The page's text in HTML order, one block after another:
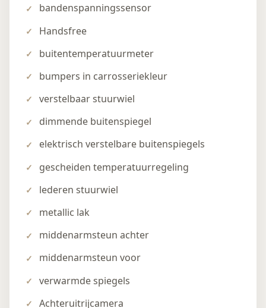
bandenspanningssensor
Handsfree
buitentemperatuurmeter
bumpers in carrosseriekleur
verstelbaar stuurwiel
dimmende buitenspiegel
elektrisch verstelbare buitenspiegels
gescheiden temperatuurregeling
lederen stuurwiel
metallic lak
middenarmsteun achter
middenarmsteun voor
verwarmde spiegels
Achteruitrijcamera